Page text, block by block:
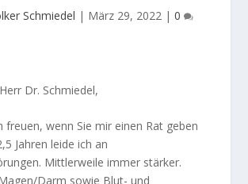
Schmiedel | März 29, 2022 | 0
Dr. Schmiedel,
freuen, wenn Sie mir einen Rat geben
Jahren leide ich an
Mittlerweile immer stärker.
Darm sowie Blut- und